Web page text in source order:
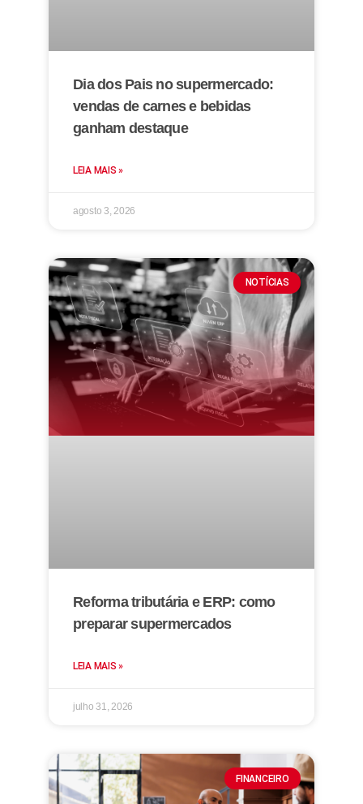
Dia dos Pais no supermercado:
vendas de carnes e bebidas
ganham destaque
LEIA MAIS »
agosto 3, 2026
NOTÍCIAS
Reforma tributária e ERP: como
preparar supermercados
LEIA MAIS »
julho 31, 2026
FINANCEIRO